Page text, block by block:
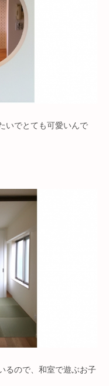
いでとても可愛いんで
るので、和室で遊ぶお子